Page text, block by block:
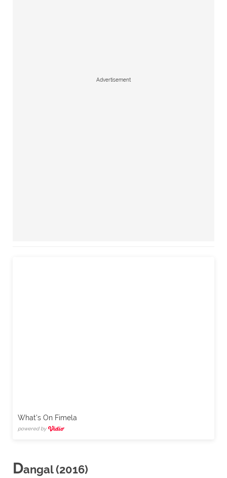
Advertisement
What's On Fimela
powered by
Dangal (2016)